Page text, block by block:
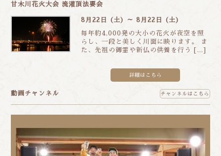
甘木川花火大会 流灌頂法要会
8月22日 (土) ～ 8月22日 (土)
毎年約4,000発の大小の花火が夜空を照
らし、一段と美しく川面に映ります。 ま
た、先祖の御霊や新仏の供養を行う […]
詳細はこちら
動画チャンネル チャンネルはこちら